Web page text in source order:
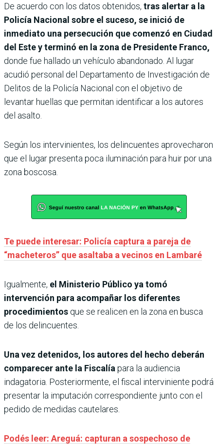
De acuerdo con los datos obtenidos, tras alertar a la
Policía Nacional sobre el suceso, se inició de
inmediato una persecución que comenzó en Ciudad
del Este y terminó en la zona de Presidente Franco,
donde fue hallado un vehículo abandonado. Al lugar
acudió personal del Departamento de Investigación de
Delitos de la Policía Nacional con el objetivo de
levantar huellas que permitan identificar a los autores
del asalto.
Según los intervinientes, los delincuentes aprovecharon
que el lugar presenta poca iluminación para huir por una
zona boscosa.
Te puede interesar: Policía captura a pareja de
“macheteros” que asaltaba a vecinos en Lambaré
Igualmente, el Ministerio Público ya tomó
intervención para acompañar los diferentes
procedimientos que se realicen en la zona en busca
de los delincuentes.
Una vez detenidos, los autores del hecho deberán
comparecer ante la Fiscalía para la audiencia
indagatoria. Posteriormente, el fiscal interviniente podrá
presentar la imputación correspondiente junto con el
pedido de medidas cautelares.
Podés leer: Areguá: capturan a sospechoso de